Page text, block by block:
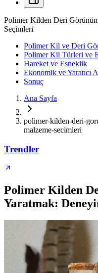
Polimer Kilden Deri
Seçimleri
Polimer Kil ve Deri
Polimer Kil Türleri ve
Hareket ve Esneklik
Ekonomik ve Yaratıcı
Sonuç
Ana Sayfa
polimer-kilden-deri-
malzeme-secimleri
Trendler
Polimer Kilden
Yaratmak: